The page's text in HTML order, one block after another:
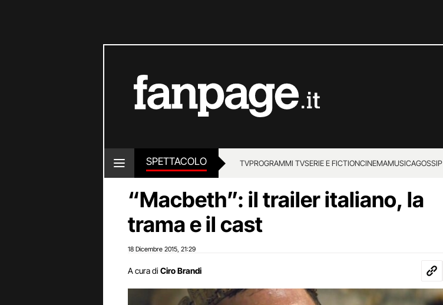
SPETTACOLO TVPROGRAMMI TVSERIE E FICTIONCINEMAMUSICAGOSSIP
“Macbeth”: il trailer italiano, la
trama e il cast
18 Dicembre 2015 21:29
A cura di Ciro Brandi